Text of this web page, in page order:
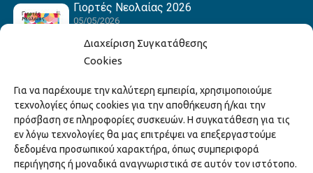
Διαχείριση Συγκατάθεσης
Cookies
Για να παρέχουμε την καλύτερη εμπειρία, χρησιμοποιούμε
τεχνολογίες όπως cookies για την αποθήκευση ή/και την
πρόσβαση σε πληροφορίες συσκευών. Η συγκατάθεση για τις
εν λόγω τεχνολογίες θα μας επιτρέψει να επεξεργαστούμε
δεδομένα προσωπικού χαρακτήρα, όπως συμπεριφορά
περιήγησης ή μοναδικά αναγνωριστικά σε αυτόν τον ιστότοπο.
Γιορτές Νεολαίας 2026
05/05/2026
Hack the Match: Γνωρίζοντας τα Αμερικανικά
Αθλήματα! Δημιουργώντας το Δικό σου
Game Story!
22/04/2026